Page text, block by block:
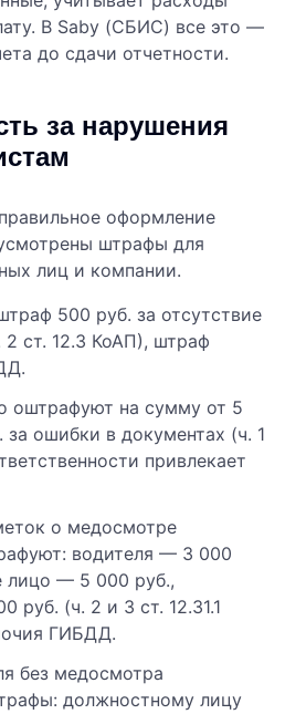
В Saby (СБИС) все это —
до сдачи отчетности.
за нарушения
оформление
штрафы для
лиц и компании.
500 руб. за отсутствие
2 ст. 12.3 КоАП), штраф
оштрафуют на сумму от 5
ошибки в документах (ч. 1
привлекает
о медосмотре
водителя — 3 000
лицо — 5 000 руб.,
руб. (ч. 2 и 3 ст. 12.31.1
ГИБДД.
без медосмотра
должностному лицу